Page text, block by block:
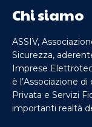
Chi siamo
ASSIV,
Sicurezza,
Imprese
è l’Associazione
Privata e Servizi
importanti realtà